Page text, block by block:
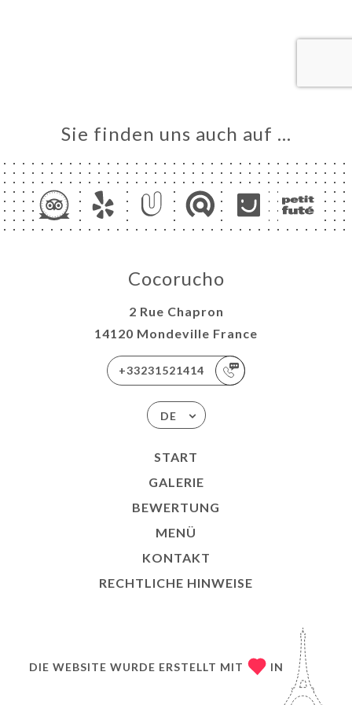
Sie finden uns auch auf …
Cocorucho
2 Rue Chapron
14120 Mondeville France
+33231521414
DE
START
GALERIE
BEWERTUNG
MENÜ
KONTAKT
RECHTLICHE HINWEISE
DIE WEBSITE WURDE ERSTELLT MIT IN